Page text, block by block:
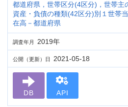
都道府県，世帯区分(4区分)，世帯主
資産・負債の種類(42区分)別１世帯
在高－都道府県
調査年月 2019年
公開（更新）日 2021-05-18
DB API